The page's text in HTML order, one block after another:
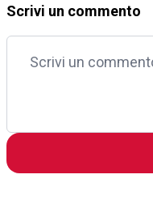
Scrivi un commento